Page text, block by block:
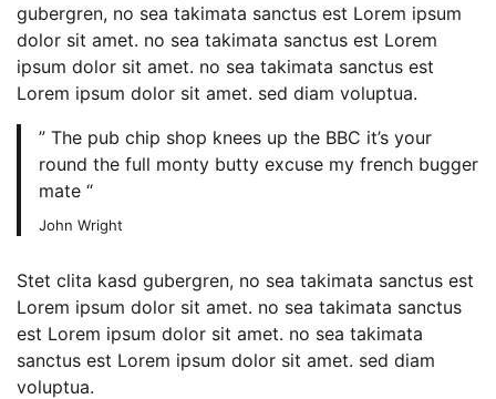
gubergren, no sea takimata sanctus est Lorem ipsum
dolor sit amet. no sea takimata sanctus est Lorem
ipsum dolor sit amet. no sea takimata sanctus est
Lorem ipsum dolor sit amet. sed diam voluptua.
” The pub chip shop knees up the BBC it’s your
round the full monty butty excuse my french bugger
mate “
John Wright
Stet clita kasd gubergren, no sea takimata sanctus est
Lorem ipsum dolor sit amet. no sea takimata sanctus
est Lorem ipsum dolor sit amet. no sea takimata
sanctus est Lorem ipsum dolor sit amet. sed diam
voluptua.